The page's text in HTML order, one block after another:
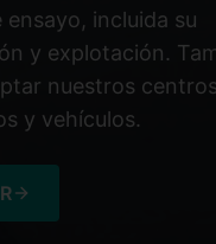
incluida su
y explotación.
nuestros
y vehículos.